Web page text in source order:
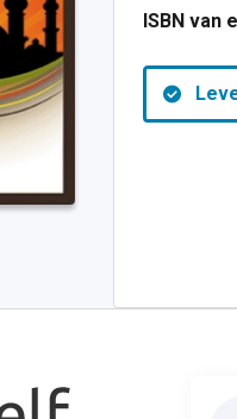
ISBN van